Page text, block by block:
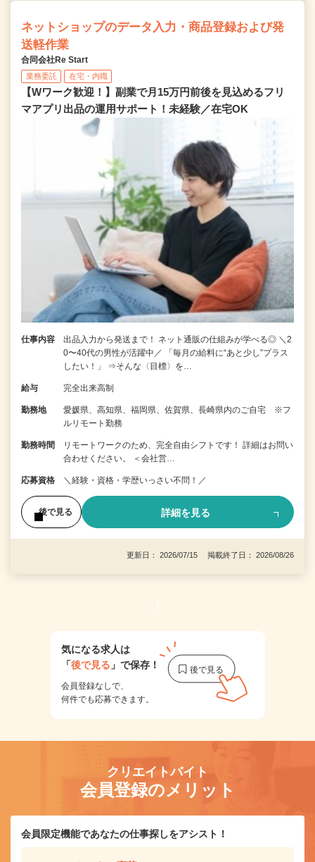
ネットショップのデータ入力・商品登録および発
送軽作業
合同会社Re Start
業務委託 在宅・内職
【Wワーク歓迎！】副業で月15万円前後を見込めるフリ
マアプリ出品の運用サポート！未経験／在宅OK
仕事内容
出品入力から発送まで！ ネット通販の仕組みが学べる◎ ＼2
0〜40代の男性が活躍中／ 「毎月の給料に“あと少し”プラス
したい！」 ⇒そんな〈目標〉を…
給与 完全出来高制
勤務地
愛媛県、高知県、福岡県、佐賀県、長崎県内のご自宅 ※フ
ルリモート勤務
勤務時間
リモートワークのため、完全自由シフトです！ 詳細はお問い
合わせください。 ＜会社営…
応募資格 ＼経験・資格・学歴いっさい不問！／
後で見る 詳細を見る
更新日： 2026/07/15 掲載終了日： 2026/08/26
1
気になる求人は
「後で見る 」で保存！
会員登録なしで、
何件でも応募できます。
クリエイトバイト
会員登録のメリット
会員限定機能であなたの仕事探しをアシスト！